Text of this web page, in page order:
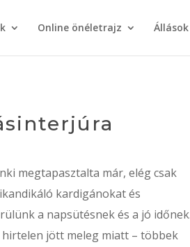
Online önéletrajz Állások
megtapasztalta már, elég csak
kardigánokat és
a napsütésnek és a jó
jött meleg miatt – többek